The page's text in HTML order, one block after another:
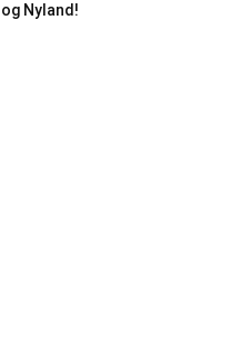
og Nyland!